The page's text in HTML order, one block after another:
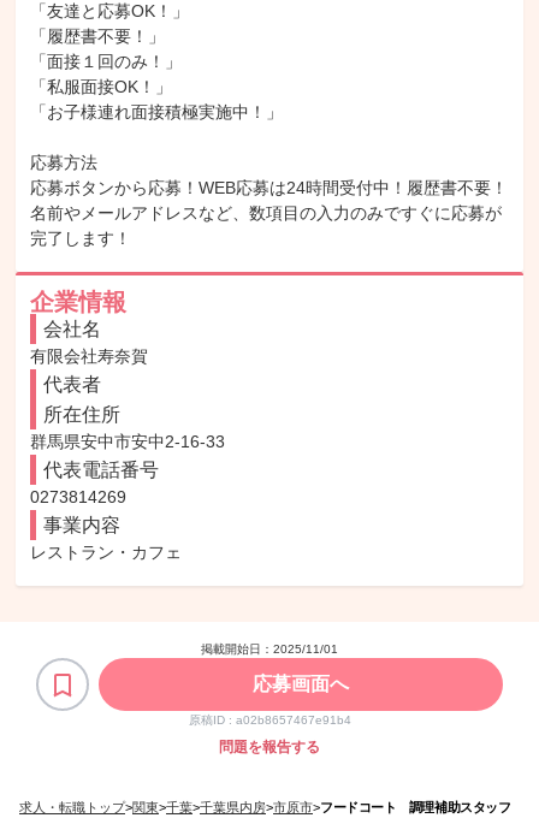
「友達と応募OK！」
「履歴書不要！」
「面接１回のみ！」
「私服面接OK！」
「お子様連れ面接積極実施中！」
応募方法
応募ボタンから応募！WEB応募は24時間受付中！履歴書不要！
名前やメールアドレスなど、数項目の入力のみですぐに応募が
完了します！
企業情報
会社名
有限会社寿奈賀
代表者
所在住所
群馬県安中市安中2-16-33
代表電話番号
0273814269
事業内容
レストラン・カフェ
掲載開始日： 2025/11/01
応募画面へ
原稿ID : a02b8657467e91b4
問題を報告する
求人・転職トップ>関東>千葉>千葉県内房>市原市>フードコート 調理補助スタッフ